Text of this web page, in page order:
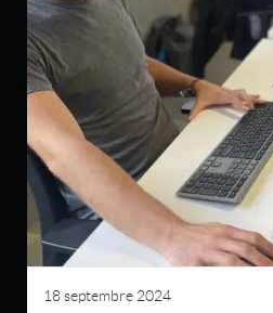
18 septembre 2024